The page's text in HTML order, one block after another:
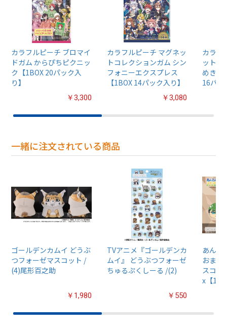
カラフルピーチ ブロマイ
ドガム からぴちピクニッ
ク【1BOX 20パック入
り】
￥3,300
カラフルピーチ マグネッ
トコレクションガム シン
フォニーエクスプレス
【1BOX 14パック入り】
￥3,080
カラフ
ットス
めきレ
16パッ
一緒に注文されている商品
ゴールデンカムイ どうぶ
つフォーゼマスコット /
(4)尾形百之助
￥1,980
TVアニメ『ゴールデンカ
ムイ』 どうぶつフォーゼ
ちゅるぷくしーる /(2)
￥550
あんさ
おまん
スコッ
x【